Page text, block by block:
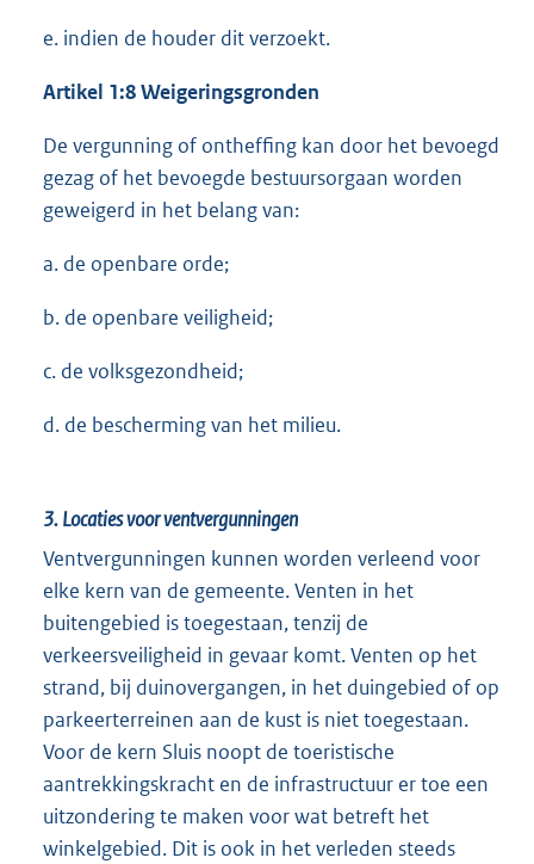
e. indien de houder dit verzoekt.
Artikel 1:8 Weigeringsgronden
De vergunning of ontheffing kan door het bevoegd
gezag of het bevoegde bestuursorgaan worden
geweigerd in het belang van:
a. de openbare orde;
b. de openbare veiligheid;
c. de volksgezondheid;
d. de bescherming van het milieu.
3.Locaties voor ventvergunningen
Ventvergunningen kunnen worden verleend voor
elke kern van de gemeente. Venten in het
buitengebied is toegestaan, tenzij de
verkeersveiligheid in gevaar komt. Venten op het
strand, bij duinovergangen, in het duingebied of op
parkeerterreinen aan de kust is niet toegestaan.
Voor de kern Sluis noopt de toeristische
aantrekkingskracht en de infrastructuur er toe een
uitzondering te maken voor wat betreft het
winkelgebied. Dit is ook in het verleden steeds